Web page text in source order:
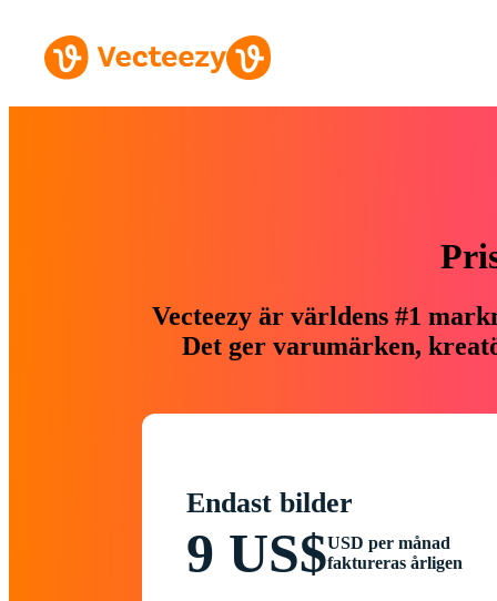
Vecteezy är världens #1
Det ger varumärken,
Endast bilder
9 US$USD per månad
faktureras årligen